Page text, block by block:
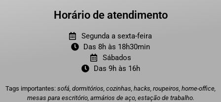
Horário de atendimento
Segunda a sexta-feira
Das 8h às 18h30min
Sábados
Das 9h às 16h
Tags importantes: sofá, dormitórios, cozinhas, hacks, roupeiros, home-office,
mesas para escritório, armários de aço, estação de trabalho.